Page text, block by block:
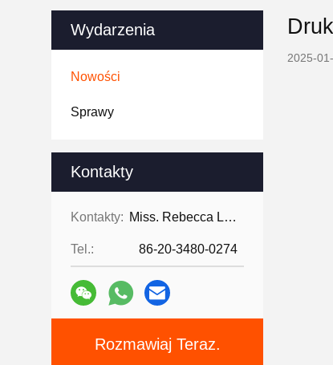
Wydarzenia
Nowości
Sprawy
Kontakty
Kontakty: Miss. Rebecca Lee
Tel.: 86-20-3480-0274
Rozmawiaj Teraz.
2025-